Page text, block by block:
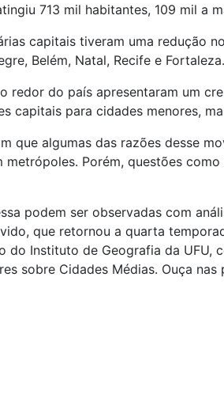
713 mil habitantes, 109 mil a
capitais tiveram uma redução
Belém, Natal, Recife e Fortaleza.
redor do país apresentaram um
capitais para cidades menores,
que algumas das razões desse
metrópoles. Porém, questões
podem ser observadas com
que retornou a quarta
do Instituto de Geografia da
sobre Cidades Médias. Ouça